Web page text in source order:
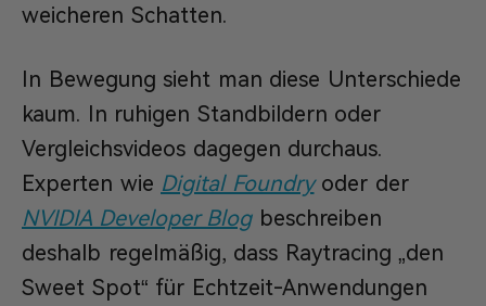
weicheren Schatten.
In Bewegung sieht man diese Unterschiede
kaum. In ruhigen Standbildern oder
Vergleichsvideos dagegen durchaus.
Experten wie Digital Foundryoder der
NVIDIA Developer Blogbeschreiben
deshalb regelmäßig, dass Raytracing „den
Sweet Spot“ für Echtzeit-Anwendungen